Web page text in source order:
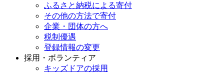
ふるさと納税による寄付
その他の方法で寄付
企業・団体の方へ
税制優遇
登録情報の変更
採用・ボランティア
キッズドアの採用